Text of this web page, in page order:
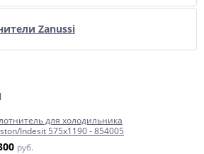
Zanussi
для холодильника
Indesit 575x1190 - 854005
руб.